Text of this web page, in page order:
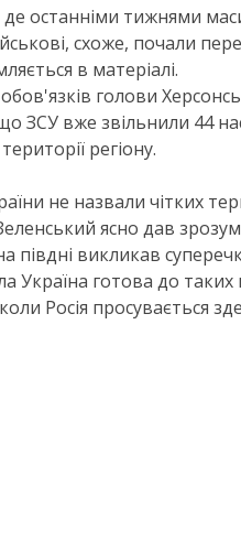
останніми тижнями
схоже, почали
в матеріалі.
голови
ЗСУ вже звільнили 44
регіону.
не назвали чітких
ясно дав
викликав
Україна готова до
Росія просувається